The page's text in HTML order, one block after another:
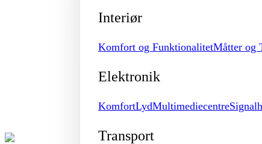
Interiør
Komfort og FunktionalitetMåtter og
Elektronik
KomfortLydMultimediecentre
Transport